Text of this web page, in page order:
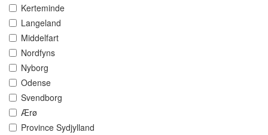
Kerteminde
Langeland
Middelfart
Nordfyns
Nyborg
Odense
Svendborg
Ærø
Province Sydjylland